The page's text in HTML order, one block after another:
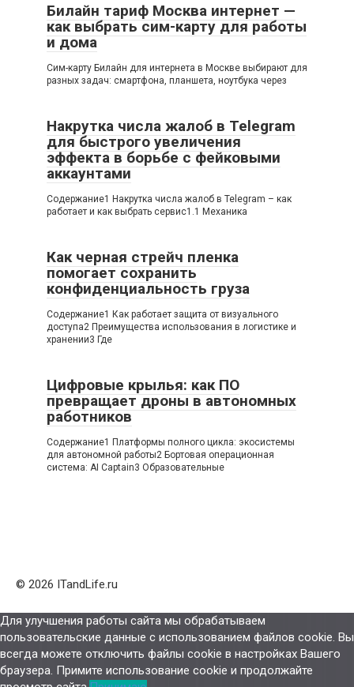
Билайн тариф Москва интернет —
как выбрать сим-карту для работы
и дома
Сим-карту Билайн для интернета в Москве выбирают для
разных задач: смартфона, планшета, ноутбука через
Накрутка числа жалоб в Telegram
для быстрого увеличения
эффекта в борьбе с фейковыми
аккаунтами
Содержание1 Накрутка числа жалоб в Telegram – как
работает и как выбрать сервис1.1 Механика
Как черная стрейч пленка
помогает сохранить
конфиденциальность груза
Содержание1 Как работает защита от визуального
доступа2 Преимущества использования в логистике и
хранении3 Где
Цифровые крылья: как ПО
превращает дроны в автономных
работников
Содержание1 Платформы полного цикла: экосистемы
для автономной работы2 Бортовая операционная
система: AI Captain3 Образовательные
© 2026 ITandLife.ru
Для улучшения работы сайта мы обрабатываем
пользовательские данные с использованием файлов cookie. Вы
всегда можете отключить файлы cookie в настройках Вашего
браузера. Примите использование cookie и продолжайте